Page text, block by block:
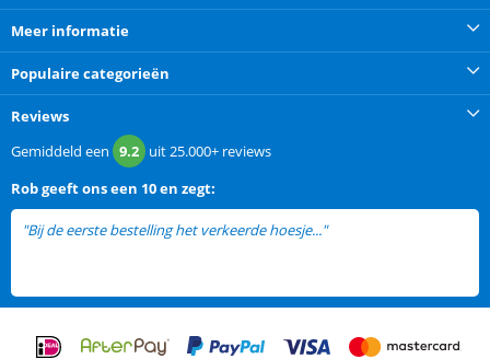
Meer informatie
Populaire categorieën
Reviews
Gemiddeld een 9.2 uit25.000+ reviews
Robgeeft ons een 10 en zegt:
"Bij de eerste bestelling het verkeerde hoesje..."